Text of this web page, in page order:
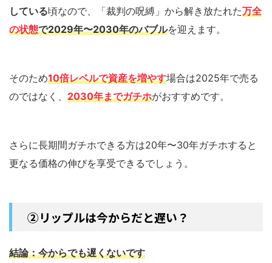
している頃なので、「裁判の呪縛」から解き放たれた万全
の状態で2029年〜2030年のバブルを迎えます。
そのため10倍レベルで資産を増やす場合は2025年で売る
のではなく、 2030年までガチホがおすすめです。
さらに長期間ガチホできる方は20年〜30年ガチホすると
更なる価格の伸びを享受できるでしょう。
②リップルは今からだと遅い？
結論：今からでも遅くないです